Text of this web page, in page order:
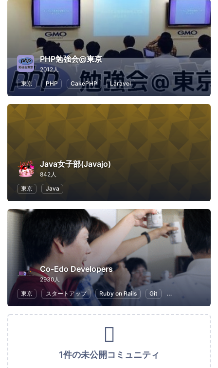
PHP勉強会@東京
2012人
東京
PHP CakePHP Laravel
Java女子部(Javajo)
842人
東京
Java
Co-Edo Developers
2930人
東京
スタートアップ Ruby on Rails Git プログラミング
1件の未公開コミュニティ